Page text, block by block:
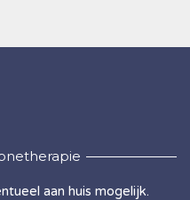
aan huis mogelijk.